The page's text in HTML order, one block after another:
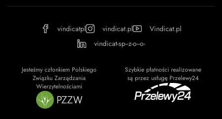
vindicatpl vindicat.pl
Vindicat.pl
vindicat-sp--z-o--o-
Jesteśmy członkiem Polskiego
Związku Zarządzania
Wierzytelnościami
Szybkie płatności realizowane
są przez usługę Przelewy24